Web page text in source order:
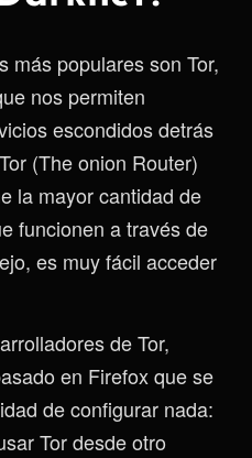
más populares son Tor,
nos permiten
escondidos detrás
(The onion Router)
la mayor cantidad de
funcionen a través de
es muy fácil acceder
de Tor,
en Firefox que se
de configurar nada:
Tor desde otro